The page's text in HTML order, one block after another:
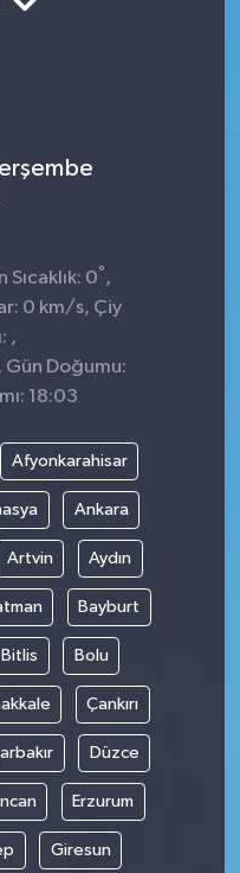
0° ,
0 km/s, Çiy
,
Gün Doğumu:
18:03
Afyonkarahisar
Ankara
Artvin Aydın
Bayburt
Bitlis Bolu
Çankırı
Düzce
Erzurum
Giresun